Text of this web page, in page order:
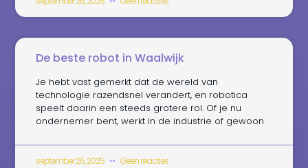
De beste robot in Waalwijk
Je hebt vast gemerkt dat de wereld van
technologie razendsnel verandert, en robotica
speelt daarin een steeds grotere rol. Of je nu
ondernemer bent, werkt in de industrie of gewoon
september 26, 2025 Geen reacties